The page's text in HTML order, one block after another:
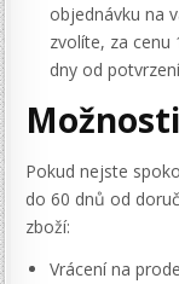
objednávku na
zvolíte, za cenu
dny od
Pokud nejste
do 60 dnů od
zboží:
Vrácení na